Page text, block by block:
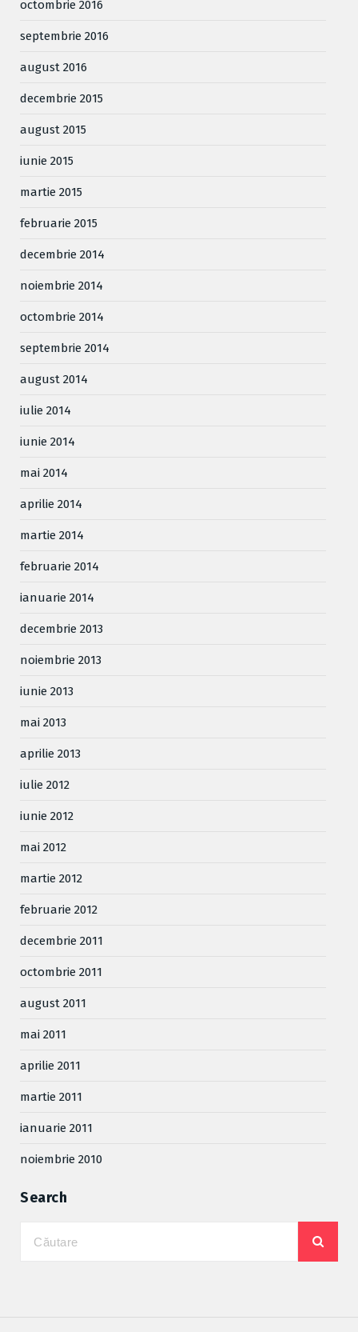
octombrie 2016
septembrie 2016
august 2016
decembrie 2015
august 2015
iunie 2015
martie 2015
februarie 2015
decembrie 2014
noiembrie 2014
octombrie 2014
septembrie 2014
august 2014
iulie 2014
iunie 2014
mai 2014
aprilie 2014
martie 2014
februarie 2014
ianuarie 2014
decembrie 2013
noiembrie 2013
iunie 2013
mai 2013
aprilie 2013
iulie 2012
iunie 2012
mai 2012
martie 2012
februarie 2012
decembrie 2011
octombrie 2011
august 2011
mai 2011
aprilie 2011
martie 2011
ianuarie 2011
noiembrie 2010
Search